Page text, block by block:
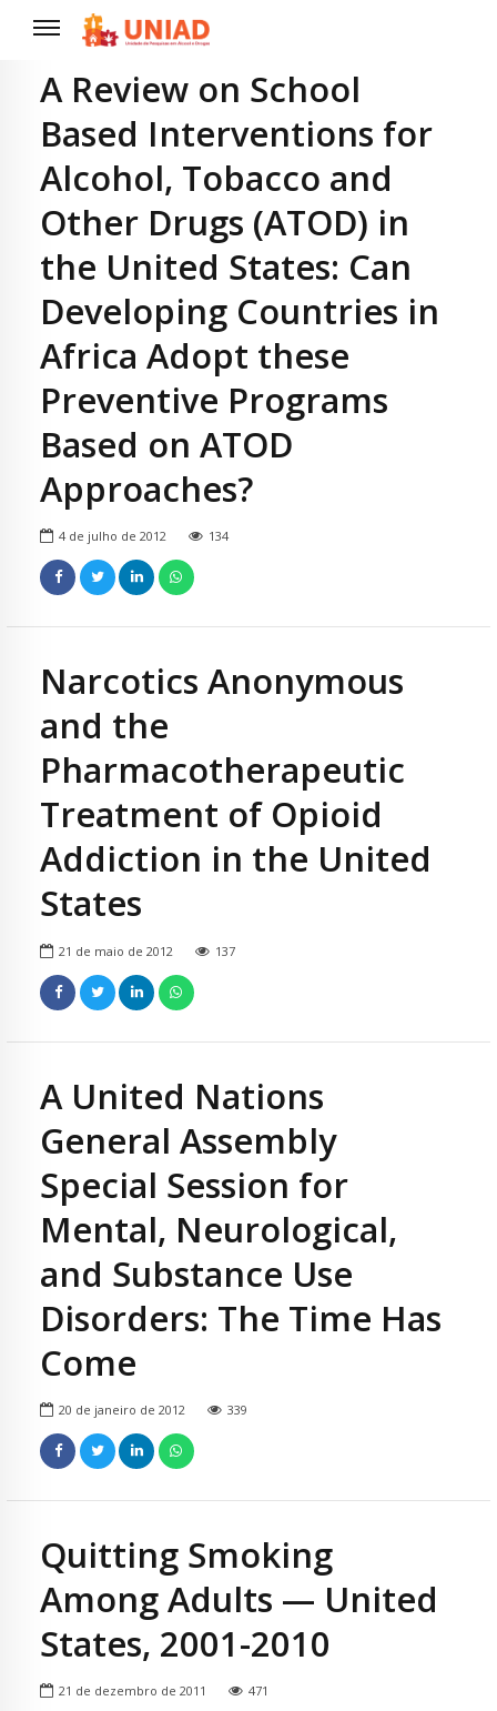
A Review on School
Based Interventions for
Alcohol, Tobacco and
Other Drugs (ATOD) in
the United States: Can
Developing Countries in
Africa Adopt these
Preventive Programs
Based on ATOD
Approaches?
4 de julho de 2012 134
Narcotics Anonymous
and the
Pharmacotherapeutic
Treatment of Opioid
Addiction in the United
States
21 de maio de 2012 137
A United Nations
General Assembly
Special Session for
Mental, Neurological,
and Substance Use
Disorders: The Time Has
Come
20 de janeiro de 2012 339
Quitting Smoking
Among Adults — United
States, 2001-2010
21 de dezembro de 2011 471